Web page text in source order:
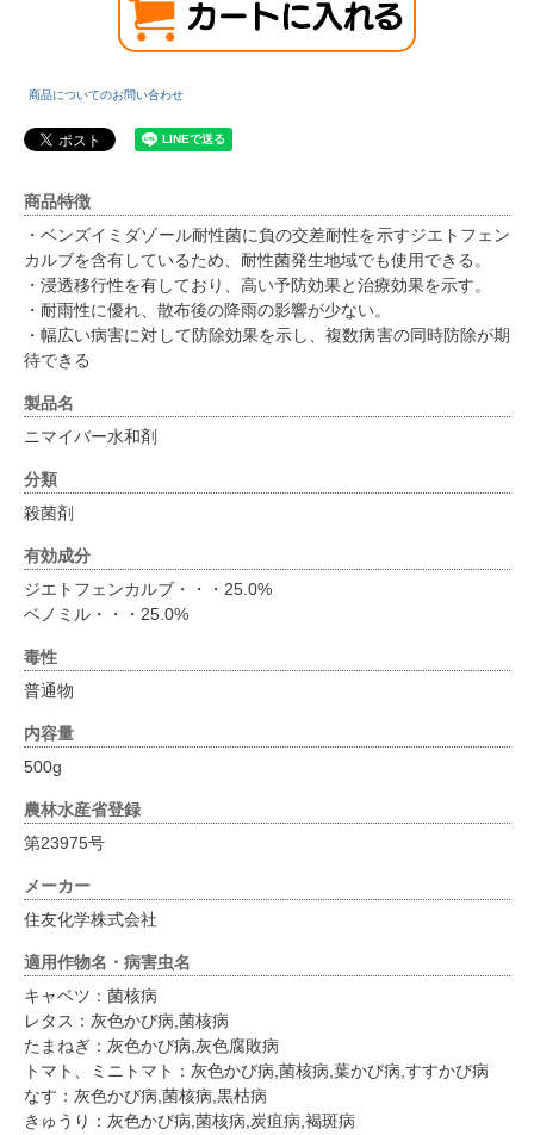
商品についてのお問い合わせ
商品特徴
・ベンズイミダゾール耐性菌に負の交差耐性を示すジエトフェン
カルブを含有しているため、耐性菌発生地域でも使用できる。
・浸透移行性を有しており、高い予防効果と治療効果を示す。
・耐雨性に優れ、散布後の降雨の影響が少ない。
・幅広い病害に対して防除効果を示し、複数病害の同時防除が期
待できる
製品名
ニマイバー水和剤
分類
殺菌剤
有効成分
ジエトフェンカルブ・・・25.0%
ベノミル・・・25.0%
毒性
普通物
内容量
500g
農林水産省登録
第23975号
メーカー
住友化学株式会社
適用作物名・病害虫名
キャベツ：菌核病
レタス：灰色かび病,菌核病
たまねぎ：灰色かび病,灰色腐敗病
トマト、ミニトマト：灰色かび病,菌核病,葉かび病,すすかび病
なす：灰色かび病,菌核病,黒枯病
きゅうり：灰色かび病,菌核病,炭疽病,褐斑病